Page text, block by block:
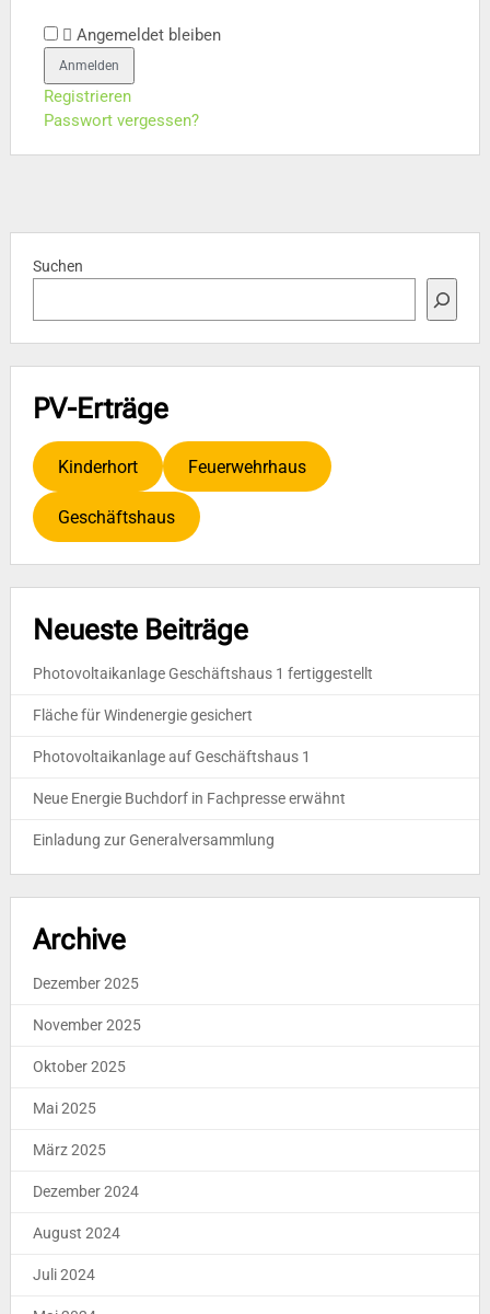
Angemeldet bleiben
Registrieren
Passwort vergessen?
Suchen
PV-Erträge
Kinderhort Feuerwehrhaus
Geschäftshaus
Neueste Beiträge
Photovoltaikanlage Geschäftshaus 1 fertiggestellt
Fläche für Windenergie gesichert
Photovoltaikanlage auf Geschäftshaus 1
Neue Energie Buchdorf in Fachpresse erwähnt
Einladung zur Generalversammlung
Archive
Dezember 2025
November 2025
Oktober 2025
Mai 2025
März 2025
Dezember 2024
August 2024
Juli 2024